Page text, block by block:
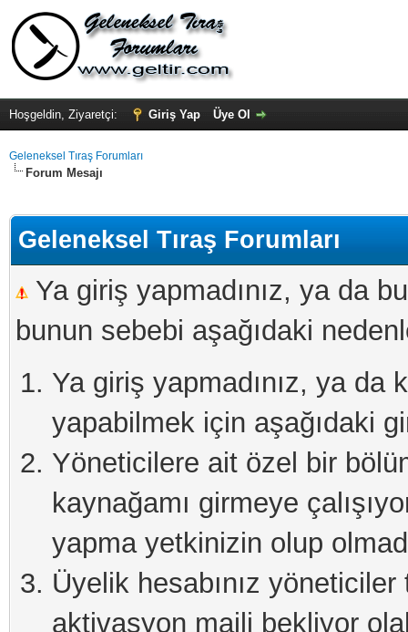
Hoşgeldin, Ziyaretçi: Giriş Yap Üye Ol
Geleneksel Tıraş Forumları
Forum Mesajı
Geleneksel Tıraş Forumları
Ya giriş yapmadınız, ya da
bunun sebebi aşağıdaki
Ya giriş yapmadınız, ya da
yapabilmek için aşağıdaki
Yöneticilere ait özel bir
kaynağamı girmeye
yapma yetkinizin olup
Üyelik hesabınız
aktivasyon maili bekliyor